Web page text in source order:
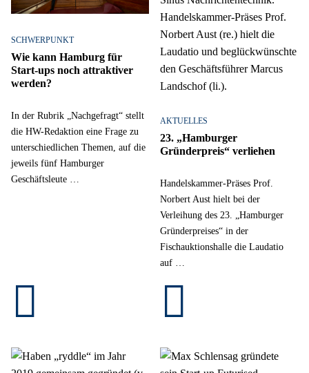
SCHWERPUNKT
Wie kann Hamburg für
Start-ups noch attraktiver
werden?
In der Rubrik „Nachgefragt“ stellt
die HW-Redaktion eine Frage zu
unterschiedlichen Themen, auf die
jeweils fünf Hamburger
Geschäftsleute …
AKTUELLES
23. „Hamburger
Gründerpreis“ verliehen
Handelskammer-Präses Prof.
Norbert Aust hielt bei der
Verleihung des 23. „Hamburger
Gründerpreises“ in der
Fischauktionshalle die Laudatio
auf …